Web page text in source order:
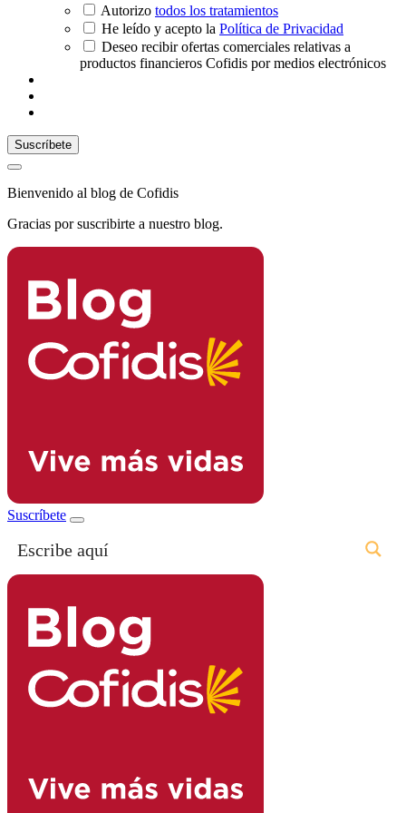
Autorizo todos los tratamientos
He leído y acepto la Política de Privacidad
Deseo recibir ofertas comerciales relativas a
productos financieros Cofidis por medios electrónicos
Bienvenido al blog de Cofidis
Gracias por suscribirte a nuestro blog.
Suscríbete